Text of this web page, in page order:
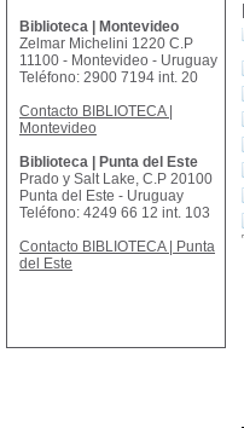
Biblioteca | Montevideo
Zelmar Michelini 1220 C.P
11100 - Montevideo - Uruguay
Teléfono: 2900 7194 int. 20
Contacto BIBLIOTECA |
Montevideo
Biblioteca | Punta del Este
Prado y Salt Lake, C.P 20100
Punta del Este - Uruguay
Teléfono: 4249 66 12 int. 103
Contacto BIBLIOTECA | Punta
del Este